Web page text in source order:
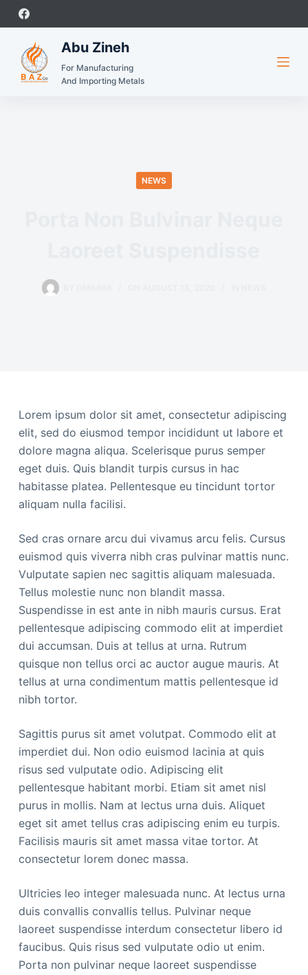
Abu Zineh
For Manufacturing
And Importing Metals
NEWS
Lorem ipsum dolor sit amet, consectetur adipiscing
elit, sed do eiusmod tempor incididunt ut labore et
dolore magna aliqua. Scelerisque purus semper
eget duis. Quis blandit turpis cursus in hac
habitasse platea. Pellentesque eu tincidunt tortor
aliquam nulla facilisi.
Sed cras ornare arcu dui vivamus arcu felis. Cursus
euismod quis viverra nibh cras pulvinar mattis nunc.
Vulputate sapien nec sagittis aliquam malesuada.
Tellus molestie nunc non blandit massa.
Suspendisse in est ante in nibh mauris cursus. Erat
pellentesque adipiscing commodo elit at imperdiet
dui accumsan. Duis at tellus at urna. Rutrum
quisque non tellus orci ac auctor augue mauris. At
tellus at urna condimentum mattis pellentesque id
nibh tortor.
Sagittis purus sit amet volutpat. Commodo elit at
imperdiet dui. Non odio euismod lacinia at quis
risus sed vulputate odio. Adipiscing elit
pellentesque habitant morbi. Etiam sit amet nisl
purus in mollis. Nam at lectus urna duis. Aliquet
eget sit amet tellus cras adipiscing enim eu turpis.
Facilisis mauris sit amet massa vitae tortor. At
consectetur lorem donec massa.
Ultricies leo integer malesuada nunc. At lectus urna
duis convallis convallis tellus. Pulvinar neque
laoreet suspendisse interdum consectetur libero id
faucibus. Quis risus sed vulputate odio ut enim.
Porta non pulvinar neque laoreet suspendisse